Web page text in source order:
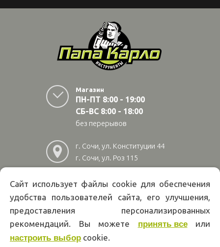
Магазин
ПН-ПТ 8:00 - 19:00
СБ-ВС 8:00 - 18:00
без перерывов
г. Сочи, ул. Конституции 44
г. Сочи, ул. Роз 115
г. Адлер, ул Авиационная
28/10
222 02 01
офертой. Указанные цены действуют только при оформлении заказа
через интернет-магазин papakarlotools.ru.
Цены в пунктах выдачи заказов и розничных магазинах компании
Сайт использует файлы cookie для обеспечения
удобства пользователей сайта, его улучшения,
предоставления персонализированных
рекомендаций. Вы можете принять всеили
настроить выбор cookie.